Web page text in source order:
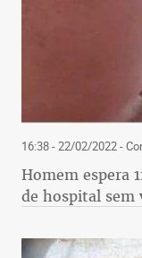
16:38 - 22/02/2022-
Homem espera
de hospital sem